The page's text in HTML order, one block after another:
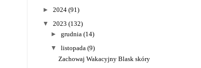
► 2024 (91)
▼
2023 (132)
► grudnia (14)
▼
listopada (9)
Zachowaj Wakacyjny Blask skóry